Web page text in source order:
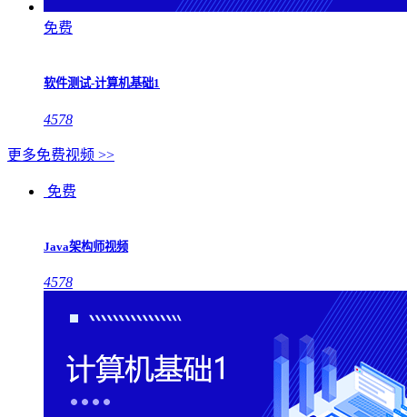
免费
软件测试-计算机基础1
4578
更多免费视频 >>
免费
Java架构师视频
4578